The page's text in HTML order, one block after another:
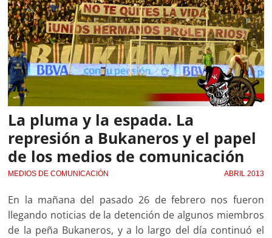
La pluma y la espada. La
represión a Bukaneros y el papel
de los medios de comunicación
MEDIOS DE COMUNICACIÓN ABRIL 2013
En la mañana del pasado 26 de febrero nos fueron
llegando noticias de la detención de algunos miembros
de la peña Bukaneros, y a lo largo del día continuó el